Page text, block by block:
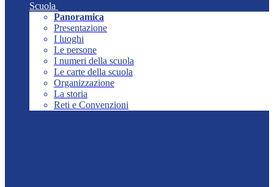
Scuola
Panoramica
Presentazione
I luoghi
Le persone
I numeri della scuola
Le carte della scuola
Organizzazione
La storia
Reti e Convenzioni